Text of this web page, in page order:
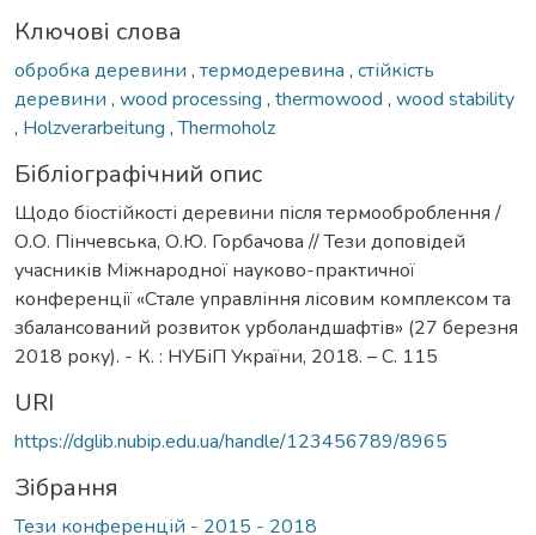
Ключові слова
обробка деревини , термодеревина , стійкість
деревини , wood processing , thermowood , wood stability
, Holzverarbeitung ,Thermoholz
Бібліографічний опис
Щодо біостійкості деревини після термооброблення /
О.О. Пінчевська, О.Ю. Горбачова // Тези доповідей
учасників Міжнародної науково-практичної
конференції «Стале управління лісовим комплексом та
збалансований розвиток урболандшафтів» (27 березня
2018 року). - К. : НУБіП України, 2018. – С. 115
URI
https://dglib.nubip.edu.ua/handle/123456789/8965
Зібрання
Тези конференцій - 2015 - 2018